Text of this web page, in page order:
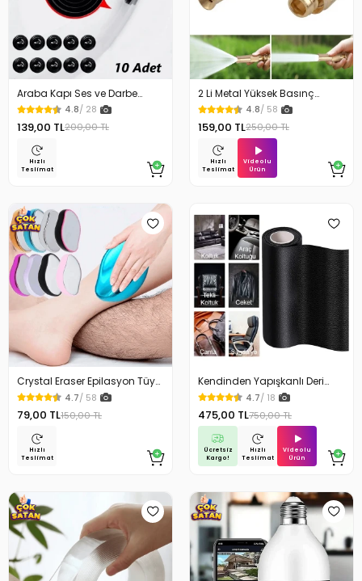
Araba Kapı Ses ve Darbe
Emici Pad 10 Adet
4.8/ 28
139,00 TL200,00 TL
Hızlı
Teslimat
2 Li Metal Yüksek Basınç
Yağmurlamalı Hortum Ucu
4.8/ 58
159,00 TL250,00 TL
Hızlı
Teslimat
Videolu
Ürün
Crystal Eraser Epilasyon Tüy
Silgisi Tüy Alıcı
4.7/ 58
79,00 TL150,00 TL
Hızlı
Teslimat
Kendinden Yapışkanlı Deri
Döşeme Deri Tamir Kiti Siyah
100 Cm x 50 Cm
4.7/ 18
475,00 TL750,00 TL
Ücretsiz
Kargo!
Hızlı
Teslimat
Videolu
Ürün